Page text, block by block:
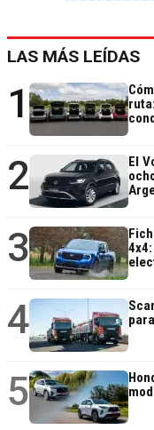
LAS MÁS LEÍDAS
1
2
El
3
4
5